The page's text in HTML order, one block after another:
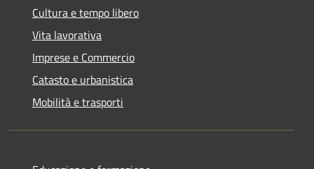
Cultura e tempo libero
Vita lavorativa
Imprese e Commercio
Catasto e urbanistica
Mobilità e trasporti